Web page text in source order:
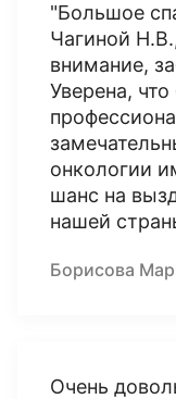
"Большое
Чагиной
внимание,
Уверена,
онкологии
шанс на
нашей
Борисова
Очень